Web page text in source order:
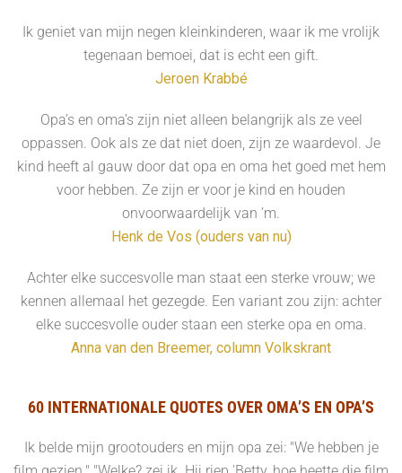
Ik geniet van mijn negen kleinkinderen, waar ik me vrolijk
tegenaan bemoei, dat is echt een gift.
Jeroen Krabbé
Opa’s en oma’s zijn niet alleen belangrijk als ze veel
oppassen. Ook als ze dat niet doen, zijn ze waardevol. Je
kind heeft al gauw door dat opa en oma het goed met hem
voor hebben. Ze zijn er voor je kind en houden
onvoorwaardelijk van ’m.
Henk de Vos (ouders van nu)
Achter elke succesvolle man staat een sterke vrouw; we
kennen allemaal het gezegde. Een variant zou zijn: achter
elke succesvolle ouder staan een sterke opa en oma.
Anna van den Breemer, column Volkskrant
60 INTERNATIONALE QUOTES OVER OMA’S EN OPA’S
Ik belde mijn grootouders en mijn opa zei: "We hebben je